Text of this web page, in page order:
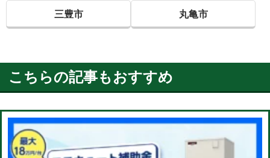
三豊市 丸亀市
こちらの記事もおすすめ